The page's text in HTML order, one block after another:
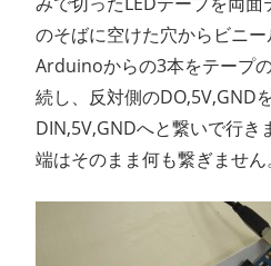
のそばに空けた穴からビニー
Arduinoからの3本をテープ
続し、反対側のDO,5V,GND
DIN,5V,GNDへと繋いで行き
端はそのまま何も繋ぎません。